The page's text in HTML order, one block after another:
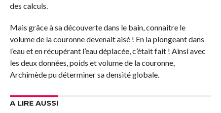
des calculs.
Mais grâce à sa découverte dans le bain, connaitre le
volume de la couronne devenait aisé ! En la plongeant dans
l’eau et en récupérant l’eau déplacée, c’était fait ! Ainsi avec
les deux données, poids et volume de la couronne,
Archimède pu déterminer sa densité globale.
A LIRE AUSSI